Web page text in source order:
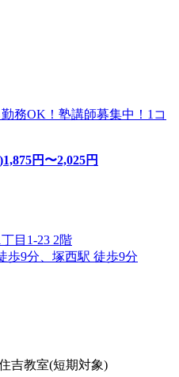
務OK！塾講師募集中！1コ
1,875円〜2,025円
目1-23 2階
歩9分、塚西駅 徒歩9分
吉教室(短期対象)